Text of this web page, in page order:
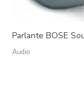
Parlante BOSE
Audio